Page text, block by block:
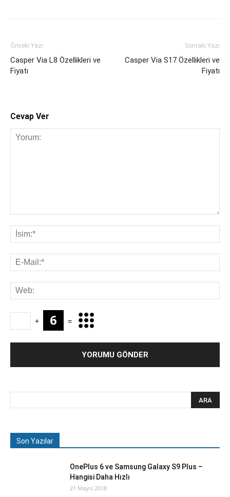
Önceki Yazı
Casper Via L8 Özellikleri ve
Fiyatı
Sonraki Yazı
Casper Via S17 Özellikleri ve
Fiyatı
Cevap Ver
+ =
Son Yazılar
OnePlus 6 ve Samsung Galaxy S9 Plus –
Hangisi Daha Hızlı
21 Mayıs 2018